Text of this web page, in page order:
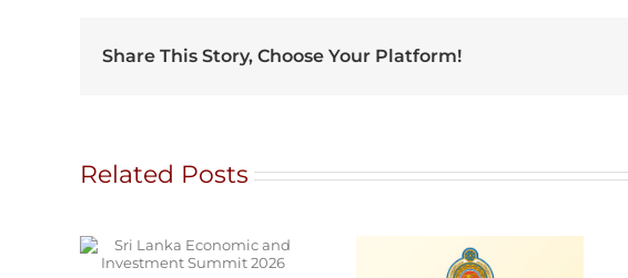
Share This Story, Choose Your Platform!
Related Posts